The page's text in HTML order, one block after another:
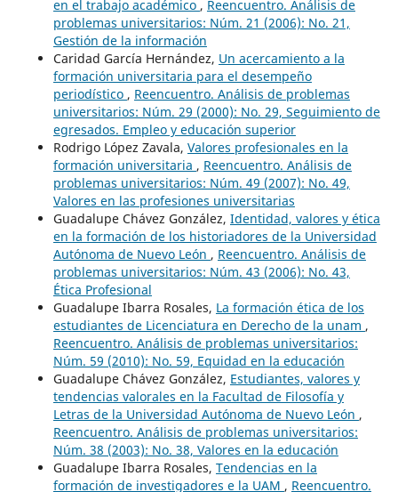
en el trabajo académico , Reencuentro. Análisis de
problemas universitarios: Núm. 21 (2006): No. 21,
Gestión de la información
Caridad García Hernández, Un acercamiento a la
formación universitaria para el desempeño
periodístico , Reencuentro. Análisis de problemas
universitarios: Núm. 29 (2000): No. 29, Seguimiento de
egresados. Empleo y educación superior
Rodrigo López Zavala, Valores profesionales en la
formación universitaria , Reencuentro. Análisis de
problemas universitarios: Núm. 49 (2007): No. 49,
Valores en las profesiones universitarias
Guadalupe Chávez González, Identidad, valores y ética
en la formación de los historiadores de la Universidad
Autónoma de Nuevo León , Reencuentro. Análisis de
problemas universitarios: Núm. 43 (2006): No. 43,
Ética Profesional
Guadalupe Ibarra Rosales, La formación ética de los
estudiantes de Licenciatura en Derecho de la unam ,
Reencuentro. Análisis de problemas universitarios:
Núm. 59 (2010): No. 59, Equidad en la educación
Guadalupe Chávez González, Estudiantes, valores y
tendencias valorales en la Facultad de Filosofía y
Letras de la Universidad Autónoma de Nuevo León ,
Reencuentro. Análisis de problemas universitarios:
Núm. 38 (2003): No. 38, Valores en la educación
Guadalupe Ibarra Rosales, Tendencias en la
formación de investigadores e la UAM , Reencuentro.